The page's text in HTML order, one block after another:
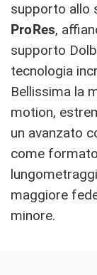
supporto allo
ProRes,
supporto
tecnologia
Bellissima la
motion,
un avanzato
come
maggiore
minore.